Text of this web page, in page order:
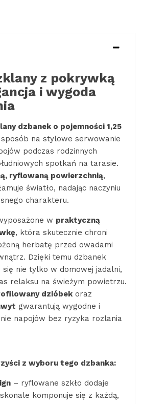
z pokrywką
i wygoda
dzbanek o pojemności 1,25
na stylowe serwowanie
podczas rodzinnych
spotkań na tarasie.
ryflowaną powierzchnią,
światło, nadając naczyniu
charakteru.
w praktyczną
, która skutecznie chroni
herbatę przed owadami
Dzięki temu dzbanek
nie tylko w domowej jadalni,
relaksu na świeżym powietrzu.
dzióbekoraz
gwarantują wygodne i
napojów bez ryzyka rozlania
z wyboru tego dzbanka:
– ryflowane szkło dodaje
komponuje się z każdą,